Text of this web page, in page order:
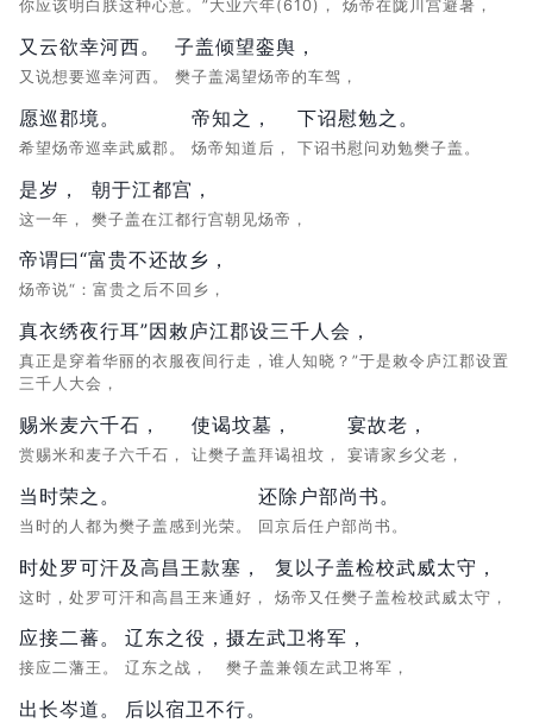
你应该明白朕这种心意。”大业六年(610)， 炀帝在陇川宫避暑，
又云欲幸河西。
又说想要巡幸河西。
子盖倾望銮舆，
樊子盖渴望炀帝的车驾，
愿巡郡境。
希望炀帝巡幸武威郡。
帝知之，
炀帝知道后，
下诏慰勉之。
下诏书慰问劝勉樊子盖。
是岁，
这一年，
朝于江都宫，
樊子盖在江都行宫朝见炀帝，
帝谓曰“富贵不还故乡，
炀帝说“：富贵之后不回乡，
真衣绣夜行耳”因敕庐江郡设三千人会，
真正是穿着华丽的衣服夜间行走，谁人知晓？”于是敕令庐江郡设置
三千人大会，
赐米麦六千石，
赏赐米和麦子六千石，
使谒坟墓，
让樊子盖拜谒祖坟，
宴故老，
宴请家乡父老，
当时荣之。
当时的人都为樊子盖感到光荣。
还除户部尚书。
回京后任户部尚书。
时处罗可汗及高昌王款塞，
这时，处罗可汗和高昌王来通好，
复以子盖检校武威太守，
炀帝又任樊子盖检校武威太守，
应接二蕃。
接应二藩王。
辽东之役，
辽东之战，
摄左武卫将军，
樊子盖兼领左武卫将军，
出长岑道。 后以宿卫不行。